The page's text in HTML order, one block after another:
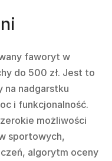
faworyt w
do 500 zł. Jest to
na nadgarstku
i funkcjonalność.
możliwości
sportowych,
algorytm oceny